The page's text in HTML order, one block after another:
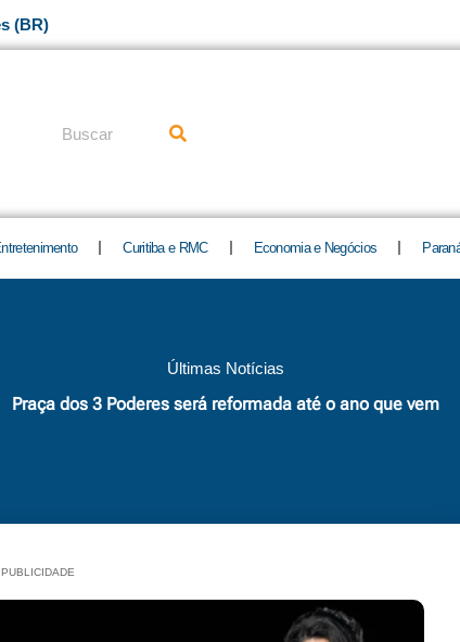
(BR)
Pesquisar
Curitiba e RMC Economia e Negócios
Últimas Notícias
Praça dos 3 Poderes será reformada até o ano que vem
PUBLICIDADE